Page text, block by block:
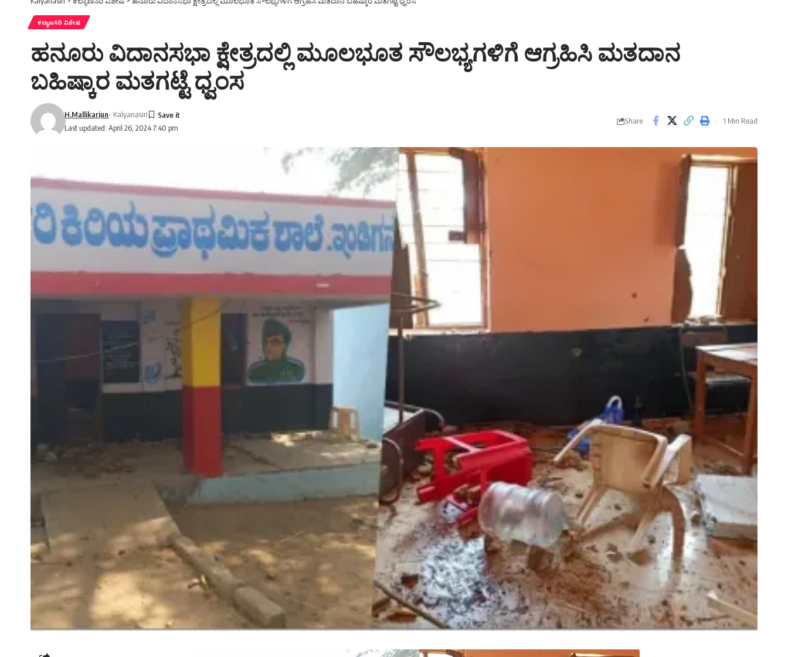
ಕಲ್ಯಾಣಸಿರಿ ವಿಶೇಷ
ಹನೂರು ವಿದಾನಸಭಾ ಕ್ಷೇತ್ರದಲ್ಲಿ ಮೂಲಭೂತ ಸೌಲಭ್ಯಗಳಿಗೆ ಆಗ್ರಹಿಸಿ ಮತದಾನ
ಬಹಿಷ್ಕಾರ ಮತಗಟ್ಟೆ ಧ್ವಂಸ
Last updated: April 26, 2024 7:40 pm
H.Mallikarjun- Kalyanasiri
Share 1 Min Read